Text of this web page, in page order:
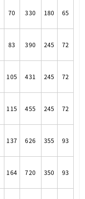
70 330 180 65
83 390 245 72
105 431 245 72
115 455 245 72
137 626 355 93
164 720 350 93